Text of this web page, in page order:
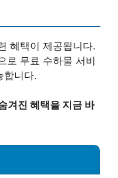
혜택이 제공됩니다.
로 무료 수하물 서비
합니다.
겨진 혜택을 지금 바